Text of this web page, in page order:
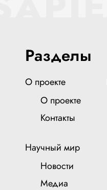
Разделы
О проекте
О проекте
Контакты
Научный мир
Новости
Медиа